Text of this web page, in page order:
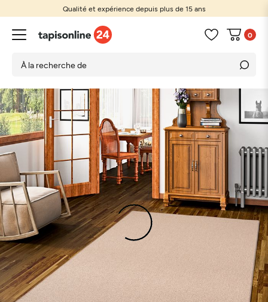
Qualité et expérience depuis plus de 15 ans
0